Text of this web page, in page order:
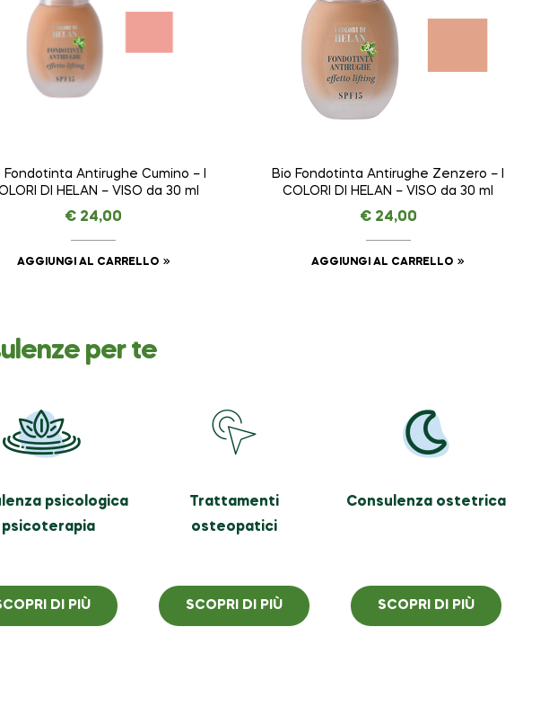
Fondotinta Antirughe Cumino – I
DI HELAN – VISO da 30 ml
€ 24,00
AGGIUNGI AL CARRELLO
Bio Fondotinta Antirughe Zenzero – I
COLORI DI HELAN – VISO da 30 ml
€24,00
AGGIUNGI AL CARRELLO
per te
psicologica
psicoterapia
DI PIÙ
Trattamenti
osteopatici
SCOPRI DI PIÙ
Consulenza ostetrica
SCOPRI DI PIÙ